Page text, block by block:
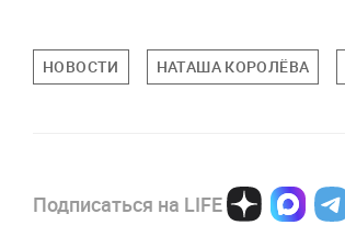
НОВОСТИ НАТАША КОРОЛЁВА
Подписаться на LIFE